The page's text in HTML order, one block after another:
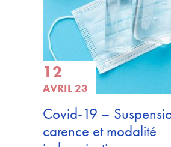
12
AVRIL 23
Covid-19 –
carence et modalité